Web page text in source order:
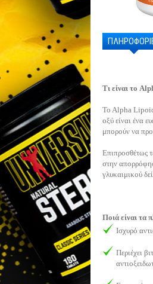
Tι είναι το
To Alpha Lipoic
οξύ είναι ένα
μπορούν να
Επιπροσθέτως
στην
γλυκαιμικού
Ποιά είναι τα
Ισχυρό
Περιέχει